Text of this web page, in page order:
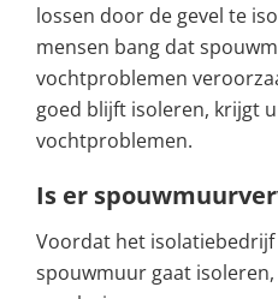
lossen door de gevel te
mensen bang dat
vochtproblemen
goed blijft isoleren, krijgt
vochtproblemen.
Is er
Voordat het
spouwmuur gaat